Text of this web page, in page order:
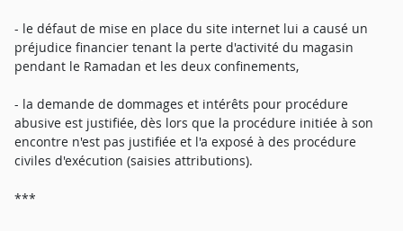
- le défaut de mise en place du site internet lui a causé un
préjudice financier tenant la perte d'activité du magasin
pendant le Ramadan et les deux confinements,
- la demande de dommages et intérêts pour procédure
abusive est justifiée, dès lors que la procédure initiée à son
encontre n'est pas justifiée et l'a exposé à des procédure
civiles d'exécution (saisies attributions).
***